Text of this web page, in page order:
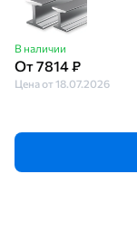
В наличии
От 7814 ₽
Цена от 18.07.2026